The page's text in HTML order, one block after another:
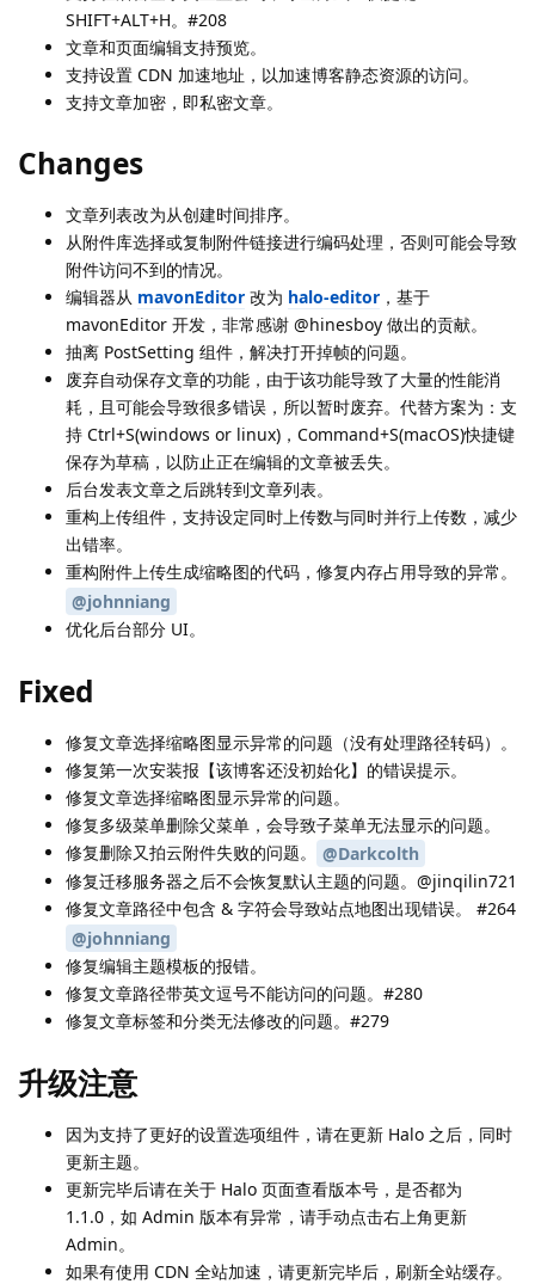
SHIFT+ALT+H。#208
文章和页面编辑支持预览。
支持设置 CDN 加速地址，以加速博客静态资源的访问。
支持文章加密，即私密文章。
Changes
文章列表改为从创建时间排序。
从附件库选择或复制附件链接进行编码处理，否则可能会导致
附件访问不到的情况。
编辑器从 mavonEditor 改为 halo-editor ，基于
mavonEditor 开发，非常感谢 @hinesboy 做出的贡献。
抽离 PostSetting 组件，解决打开掉帧的问题。
废弃自动保存文章的功能，由于该功能导致了大量的性能消
耗，且可能会导致很多错误，所以暂时废弃。代替方案为：支
持 Ctrl+S(windows or linux)，Command+S(macOS)快捷键
保存为草稿，以防止正在编辑的文章被丢失。
后台发表文章之后跳转到文章列表。
重构上传组件，支持设定同时上传数与同时并行上传数，减少
出错率。
重构附件上传生成缩略图的代码，修复内存占用导致的异常。
@johnniang
优化后台部分 UI。
Fixed
修复文章选择缩略图显示异常的问题（没有处理路径转码）。
修复第一次安装报【该博客还没初始化】的错误提示。
修复文章选择缩略图显示异常的问题。
修复多级菜单删除父菜单，会导致子菜单无法显示的问题。
修复删除又拍云附件失败的问题。
@Darkcolth
修复迁移服务器之后不会恢复默认主题的问题。@jinqilin721
修复文章路径中包含 & 字符会导致站点地图出现错误。 #264
@johnniang
修复编辑主题模板的报错。
修复文章路径带英文逗号不能访问的问题。#280
修复文章标签和分类无法修改的问题。#279
升级注意
因为支持了更好的设置选项组件，请在更新 Halo 之后，同时
更新主题。
更新完毕后请在关于 Halo 页面查看版本号，是否都为
1.1.0，如 Admin 版本有异常，请手动点击右上角更新
Admin。
如果有使用 CDN 全站加速，请更新完毕后，刷新全站缓存。